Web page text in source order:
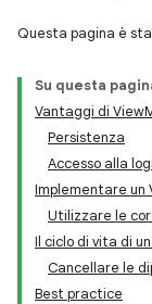
Questa pagina è
Su questa
Vantaggi di
Persistenza
Accesso alla
Implementare un
Utilizzare le
Il ciclo di vita di
Cancellare le
Best practice